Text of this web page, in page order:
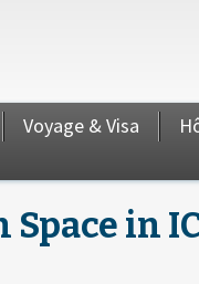
Voyage & Visa
in